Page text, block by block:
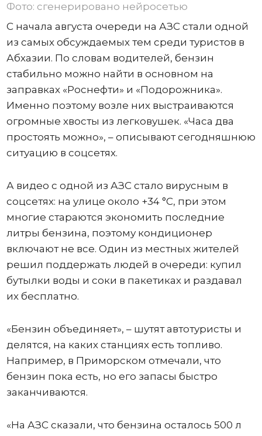
Фото: сгенерировано нейросетью
С начала августа очереди на АЗС стали одной
из самых обсуждаемых тем среди туристов в
Абхазии. По словам водителей, бензин
стабильно можно найти в основном на
заправках «Роснефти» и «Подорожника».
Именно поэтому возле них выстраиваются
огромные хвосты из легковушек. «Часа два
простоять можно», – описывают сегодняшнюю
ситуацию в соцсетях.
А видео с одной из АЗС стало вирусным в
соцсетях: на улице около +34 °C, при этом
многие стараются экономить последние
литры бензина, поэтому кондиционер
включают не все. Один из местных жителей
решил поддержать людей в очереди: купил
бутылки воды и соки в пакетиках и раздавал
их бесплатно.
«Бензин объединяет», – шутят автотуристы и
делятся, на каких станциях есть топливо.
Например, в Приморском отмечали, что
бензин пока есть, но его запасы быстро
заканчиваются.
«На АЗС сказали, что бензина осталось 500 л